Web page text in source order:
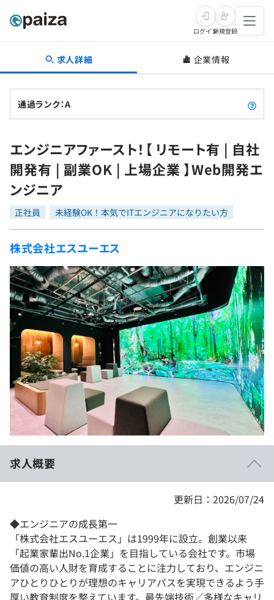
転職・キャリア
転職成功ガイド
転職エージェント
インタビュー
転職成功ガイド
新卒就活
求人検索
本選考
インターン
新卒エージェント
イベント・セミナー
インタビュー
就活成功ガイド
学習
問題集
4択課題
ナレッジ
リファレンス
プラン
個人向けプラン
法人向けプラン
学校向けプラン
契約内容・クーポン
スキルチェック
プログラミング言語
評価結果一覧
再チャレンジ結果一覧
ゲーム・マンガ
Tech Team Journal
paiza times
note
paizaとは？
ログイン新規登録
求人詳細 企業情報
通過ランク：A
エンジニアファースト！【 リモート有 | 自社
開発有 | 副業OK | 上場企業 】Web開発エ
ンジニア
正社員 未経験OK！本気でITエンジニアになりたい方
株式会社エスユーエス
求人概要
更新日：2026/07/24
◆エンジニアの成長第一
「株式会社エスユーエス」は1999年に設立。創業以来
「起業家輩出No.1企業」を目指している会社です。市場
価値の高い人財を育成することに注力しており、エンジニ
アひとりひとりが理想のキャリアパスを実現できるよう手